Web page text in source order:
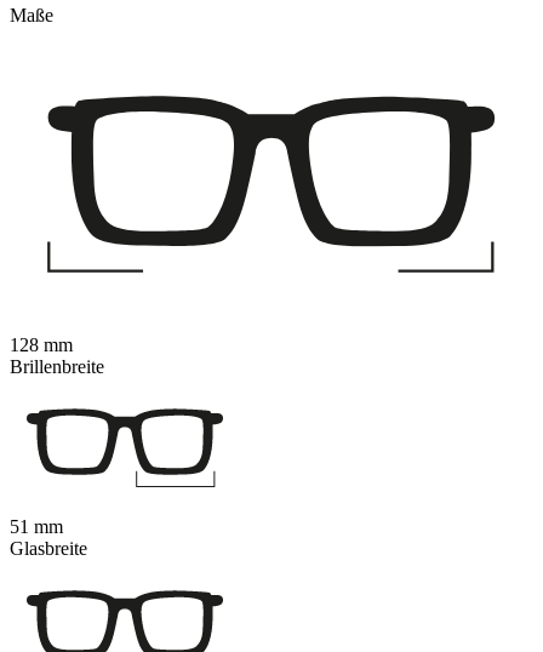
Maße
128 mm
Brillenbreite
51 mm
Glasbreite